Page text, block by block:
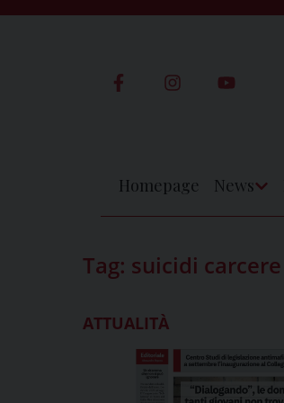
Homepage News
Tag: suicidi carcere
ATTUALITÀ